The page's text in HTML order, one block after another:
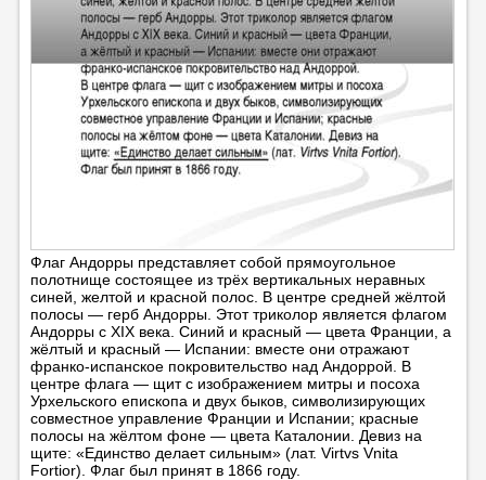
Флаг Андорры представляет собой прямоугольное
полотнище состоящее из трёх вертикальных неравных
синей, желтой и красной полос. В центре средней жёлтой
полосы — герб Андорры. Этот триколор является флагом
Андорры с XIX века. Синий и красный — цвета Франции, а
жёлтый и красный — Испании: вместе они отражают
франко-испанское покровительство над Андоррой. В
центре флага — щит с изображением митры и посоха
Урхельского епископа и двух быков, символизирующих
совместное управление Франции и Испании; красные
полосы на жёлтом фоне — цвета Каталонии. Девиз на
щите: «Единство делает сильным» (лат. Virtvs Vnita
Fortior). Флаг был принят в 1866 году.